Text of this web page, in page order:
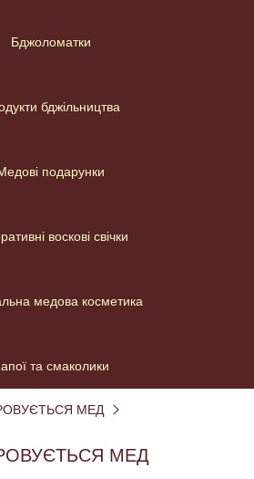
Бджоломатки
бджільництва
подарунки
воскові свічки
медова косметика
та смаколики
МЕД
МЕД